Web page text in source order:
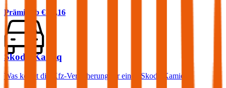
Prämie ab € 35,16
Skoda Kamiq
Was kostet die Kfz-Versicherung für einen Skoda Kamiq?